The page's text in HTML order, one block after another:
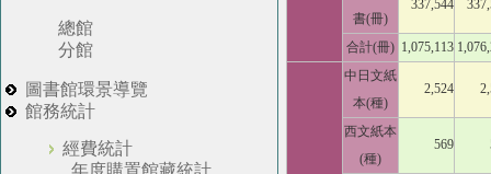
總館
分館
圖書館環景導覽
館務統計
經費統計
書(冊)
337,544
合計(冊) 1,075,113
中日文紙
本(種)
2,524
西文紙本
(種)
569